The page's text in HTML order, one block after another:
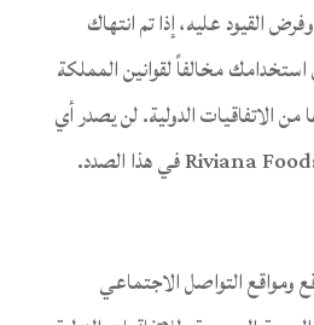
القيود عليه، إذا تم انتهاك
مخالفاً لقوانين المملكة
من الاتفاقيات الدولية. لن يصدر أي
ومواقع التواصل الاجتماعي